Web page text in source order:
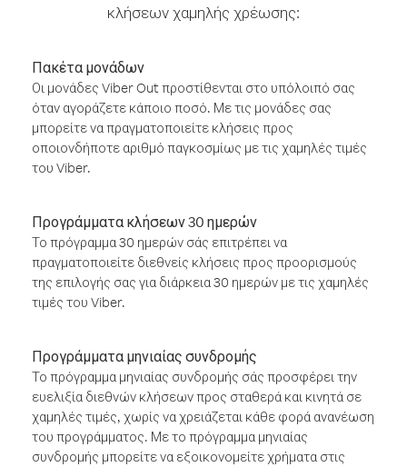
κλήσεων χαμηλής χρέωσης:
Πακέτα μονάδων
Οι μονάδες Viber Out προστίθενται στο υπόλοιπό σας
όταν αγοράζετε κάποιο ποσό. Με τις μονάδες σας
μπορείτε να πραγματοποιείτε κλήσεις προς
οποιονδήποτε αριθμό παγκοσμίως με τις χαμηλές τιμές
του Viber.
Προγράμματα κλήσεων 30 ημερών
Το πρόγραμμα 30 ημερών σάς επιτρέπει να
πραγματοποιείτε διεθνείς κλήσεις προς προορισμούς
της επιλογής σας για διάρκεια 30 ημερών με τις χαμηλές
τιμές του Viber.
Προγράμματα μηνιαίας συνδρομής
Το πρόγραμμα μηνιαίας συνδρομής σάς προσφέρει την
ευελιξία διεθνών κλήσεων προς σταθερά και κινητά σε
χαμηλές τιμές, χωρίς να χρειάζεται κάθε φορά ανανέωση
του προγράμματος. Με το πρόγραμμα μηνιαίας
συνδρομής μπορείτε να εξοικονομείτε χρήματα στις